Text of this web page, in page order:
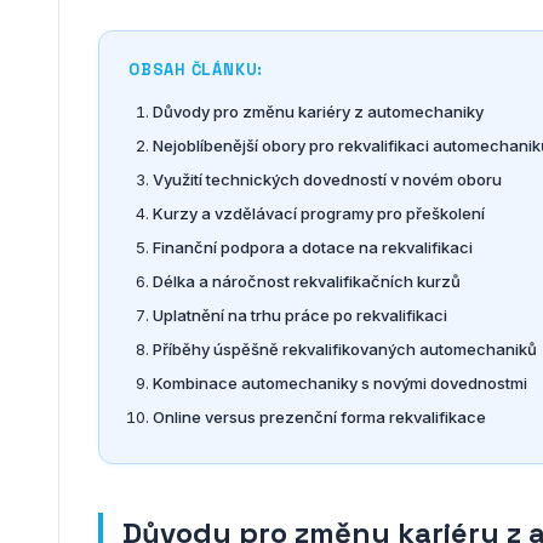
OBSAH ČLÁNKU:
Důvody pro změnu kariéry z automechaniky
Nejoblíbenější obory pro rekvalifikaci
Využití technických dovedností v novém oboru
Kurzy a vzdělávací programy pro přeškolení
Finanční podpora a dotace na rekvalifikaci
Délka a náročnost rekvalifikačních kurzů
Uplatnění na trhu práce po rekvalifikaci
Příběhy úspěšně rekvalifikovaných automechaniků
Kombinace automechaniky s novými dovednostmi
Online versus prezenční forma rekvalifikace
Důvody pro změnu kariéry z